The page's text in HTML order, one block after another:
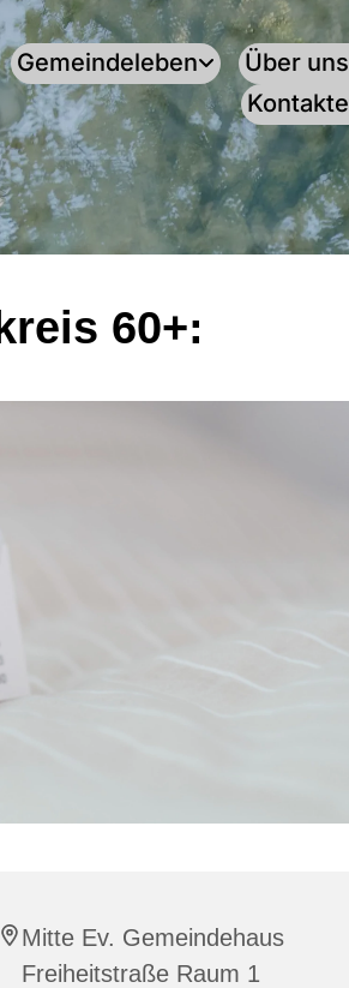
Gemeindeleben
Über uns
Kontakte
60+:
Mitte Ev. Gemeindehaus
Freiheitstraße Raum 1